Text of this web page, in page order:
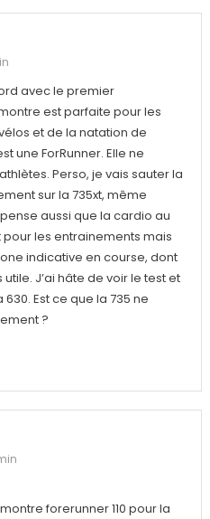
avec le premier
est parfaite pour les
et de la natation de
une ForRunner. Elle ne
Perso, je vais sauter la
sur la 735xt, même
aussi que la cardio au
pour les entrainements mais
indicative en course, dont
J’ai hâte de voir le test et
Est ce que la 735 ne
?
forerunner 110 pour la